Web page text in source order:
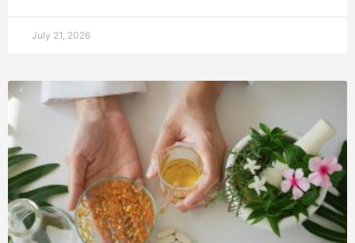
July 21, 2026